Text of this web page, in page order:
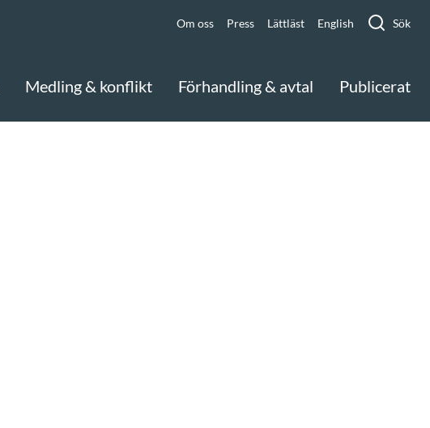
Medling & konflikt Förhandling & avtal Publicerat
Om oss Press Lättläst English Sök